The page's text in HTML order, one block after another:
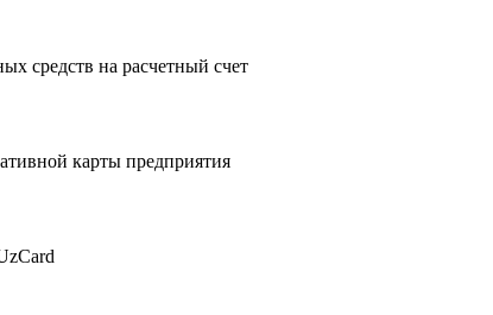
средств на расчетный счет
карты предприятия